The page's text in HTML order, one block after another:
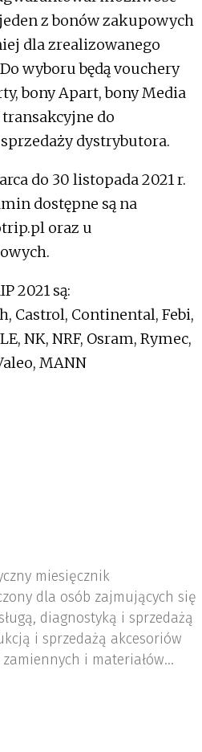
z bonów zakupowych
dla zrealizowanego
wyboru będą vouchery
bony Apart, bony Media
do
dystrybutora.
do 30 listopada 2021 r.
dostępne są na
oraz u
2021 są:
Castrol, Continental, Febi,
NK, NRF, Osram, Rymec,
MANN
miesięcznik
dla osób zajmujących się
diagnostyką i sprzedażą
i sprzedażą akcesoriów
i materiałów